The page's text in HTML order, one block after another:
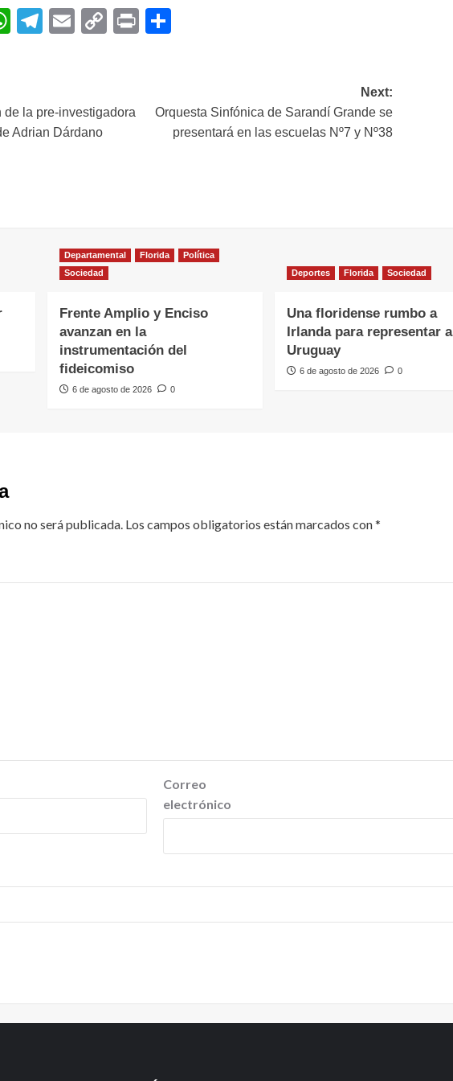
WhatsApp
Telegram
EmailCopyPrint
de la pre-investigadora
Adrian Dárdano
Next:
Orquesta Sinfónica de Sarandí Grande se
presentará en las escuelas Nº7 y Nº38
Departamental Florida
Política
Sociedad
Frente Amplio y Enciso
avanzan en la
instrumentación del
fideicomiso
6 de agosto de 2026 0
Deportes Florida Sociedad
Una floridense rumbo a
Irlanda para representar a
Uruguay
6 de agosto de 2026 0
no será publicada. Los campos obligatorios están marcados con*
Correo
electrónico